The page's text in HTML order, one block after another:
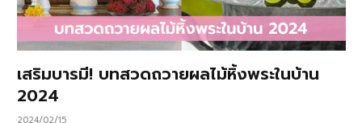
เสริมบารมี! บทสวดถวายผลไม้หิ้งพระในบ้าน
2024
2024/02/15